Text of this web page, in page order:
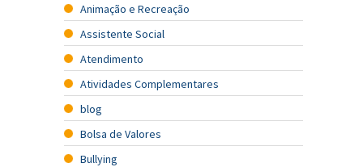
Animação e Recreação
Assistente Social
Atendimento
Atividades Complementares
blog
Bolsa de Valores
Bullying